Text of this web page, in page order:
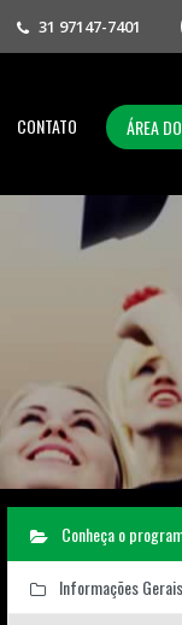
31 97147-7401
CONTATO ÁREA
Conheça o
Informações Gerais